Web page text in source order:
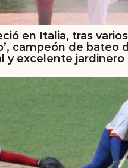
en Italia, tras
campeón de bateo
y excelente jardinero